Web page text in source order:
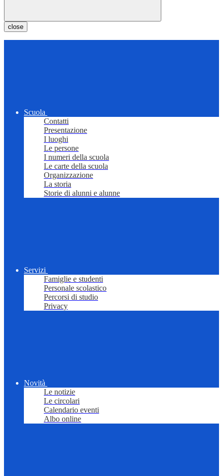
close
Scuola
Contatti
Presentazione
I luoghi
Le persone
I numeri della scuola
Le carte della scuola
Organizzazione
La storia
Storie di alunni e alunne
Servizi
Famiglie e studenti
Personale scolastico
Percorsi di studio
Privacy
Novità
Le notizie
Le circolari
Calendario eventi
Albo online